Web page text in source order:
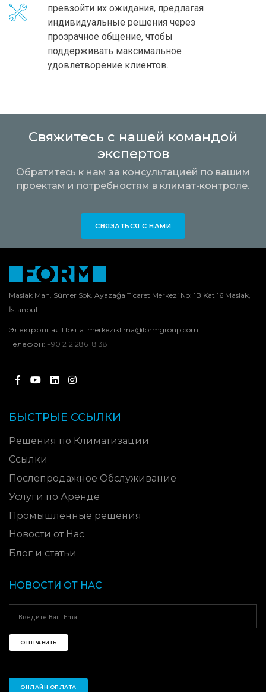
превзойти их ожидания, предлагая
индивидуальные решения через
прозрачное общение, чтобы
поддерживать максимальное
удовлетворение клиентов.
Свяжитесь с нашей командой
экспертов
Обратитесь к нам за консультацией по вашим
проектам и потребностям в климат-контроле.
СВЯЗАТЬСЯ С НАМИ
Maslak Mah. Sümer Sok. Ayazağa Ticaret Merkezi No: 1B Kat 16 Maslak,
İstanbul
Электронная Почта: merkeziklima@formgroup.com
Телефон: +90 212 286 18 38
БЫСТРЫЕ ССЫЛКИ
Решения по Климатизации
Ссылки
Послепродажное Обслуживание
Услуги по Аренде
Промышленные решения
Новости от Нас
Блог и статьи
НОВОСТИ ОТ НАС
ОТПРАВИТЬ
ОНЛАЙН ОПЛАТА